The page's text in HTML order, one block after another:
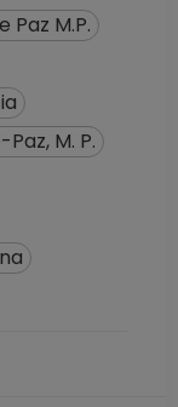
04-2020
11-2021
A TP
de
08-2017
Paz M.P.
M. P.